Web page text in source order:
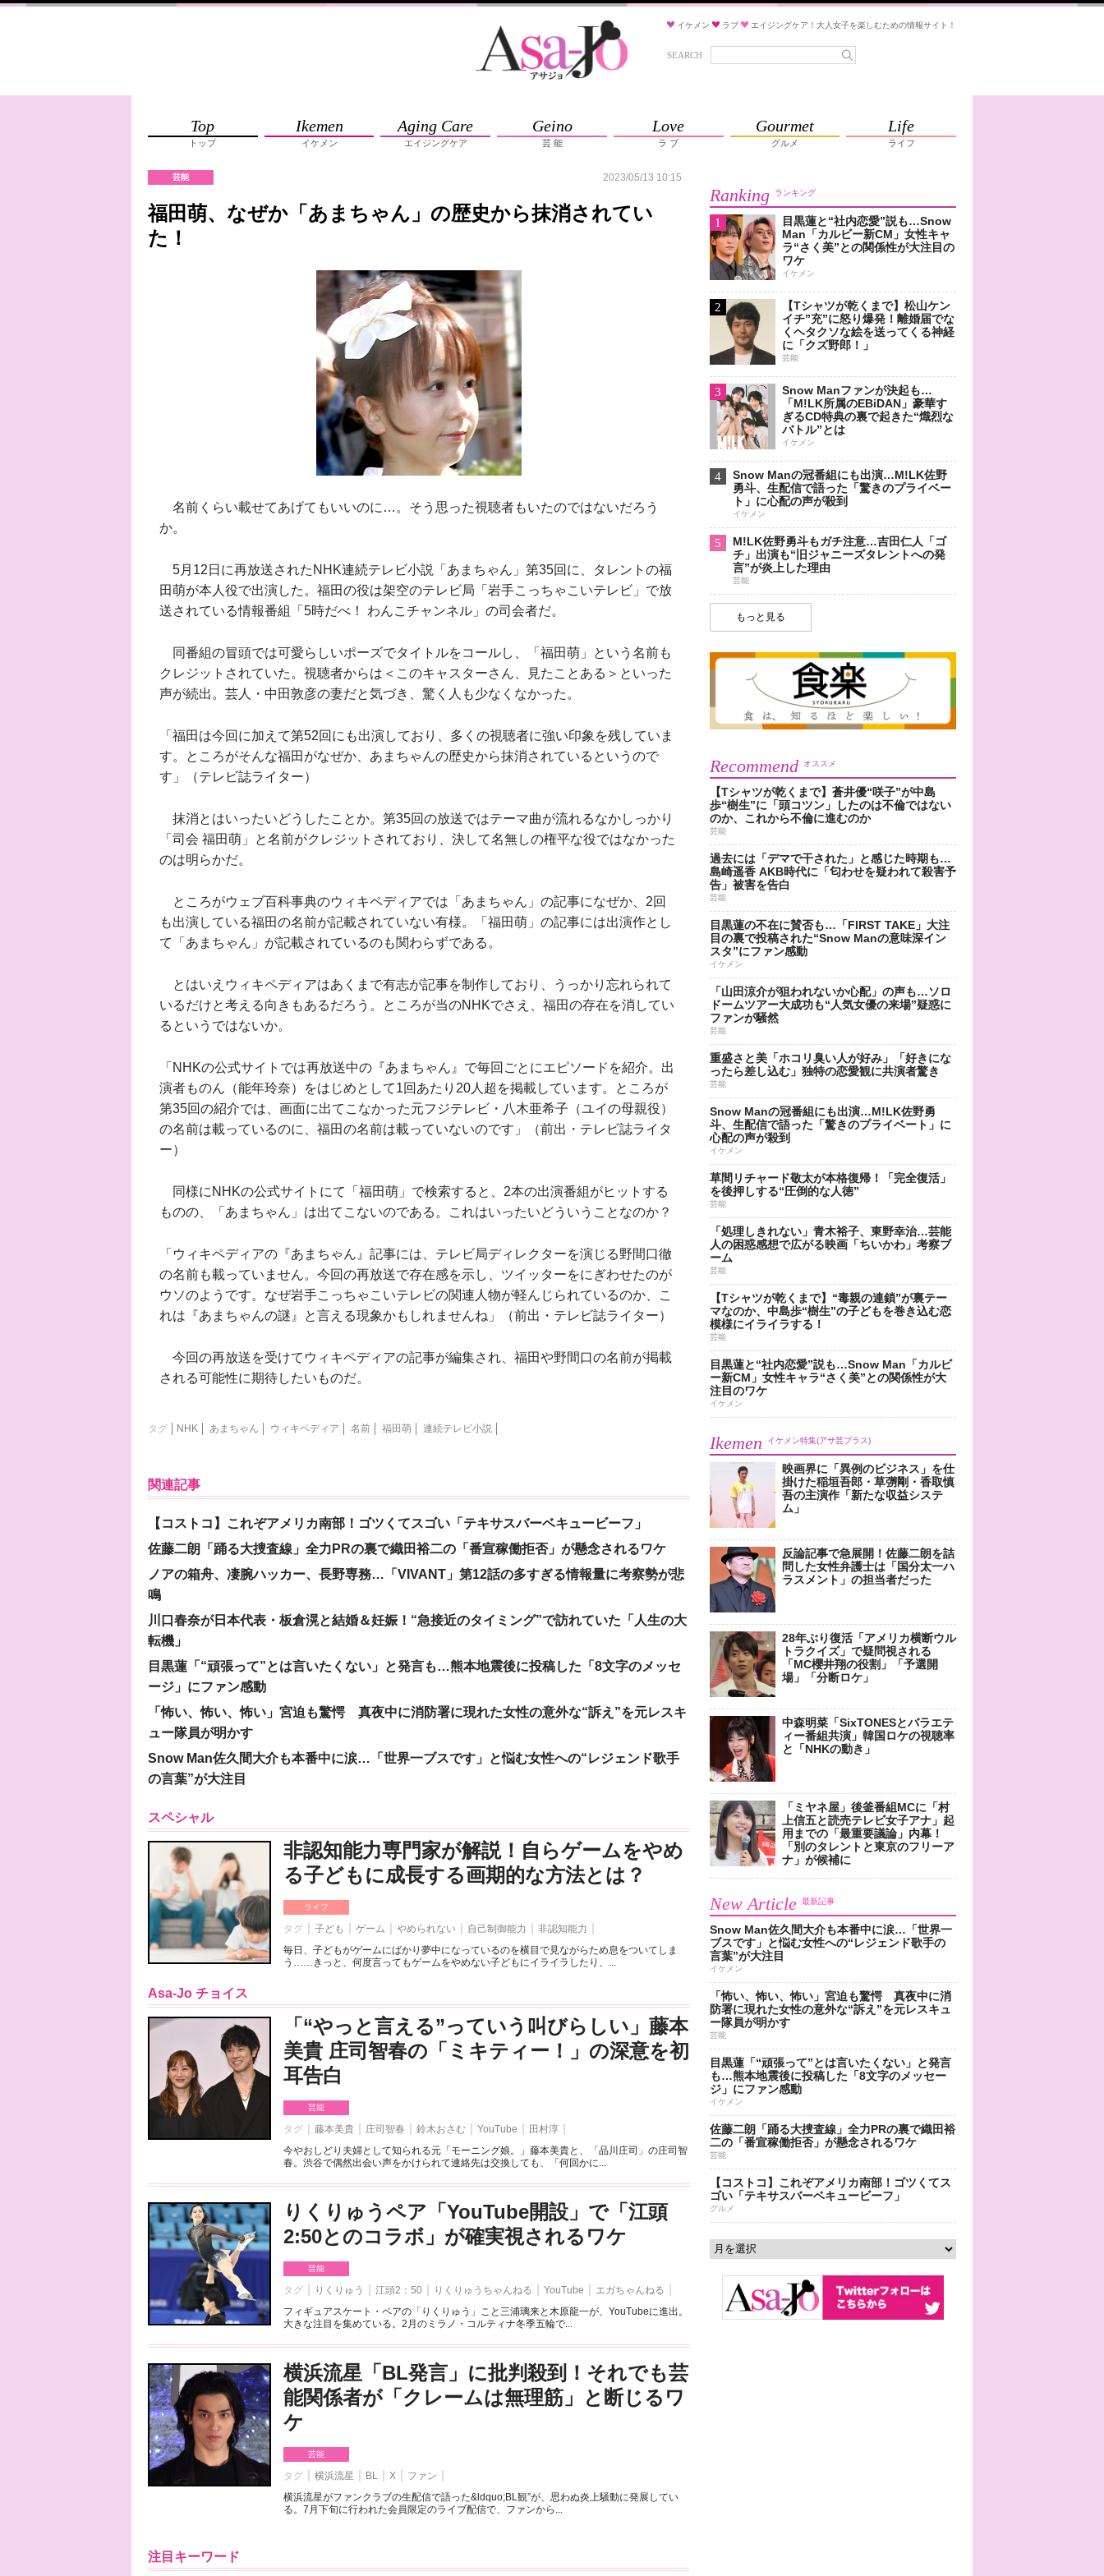
イケメン ラブ エイジングケア！大人女子を楽しむための情報サイト！
SEARCH
Top
トップ
Ikemen
イケメン
Aging Care
エイジングケア
Geino
芸 能
Love
ラ ブ
Gourmet
グルメ
Life
ライフ
芸能 2023/05/13 10:15
福田萌、なぜか「あまちゃん」の歴史から抹消されてい
た！
名前くらい載せてあげてもいいのに…。そう思った視聴者もいたのではないだろう
か。
5月12日に再放送されたNHK連続テレビ小説「あまちゃん」第35回に、タレントの福
田萌が本人役で出演した。福田の役は架空のテレビ局「岩手こっちゃこいテレビ」で放
送されている情報番組「5時だべ！ わんこチャンネル」の司会者だ。
同番組の冒頭では可愛らしいポーズでタイトルをコールし、「福田萌」という名前も
クレジットされていた。視聴者からは＜このキャスターさん、見たことある＞といった
声が続出。芸人・中田敦彦の妻だと気づき、驚く人も少なくなかった。
「福田は今回に加えて第52回にも出演しており、多くの視聴者に強い印象を残していま
す。ところがそんな福田がなぜか、あまちゃんの歴史から抹消されているというので
す」（テレビ誌ライター）
抹消とはいったいどうしたことか。第35回の放送ではテーマ曲が流れるなかしっかり
「司会 福田萌」と名前がクレジットされており、決して名無しの権平な役ではなかった
のは明らかだ。
ところがウェブ百科事典のウィキペディアでは「あまちゃん」の記事になぜか、2回
も出演している福田の名前が記載されていない有様。「福田萌」の記事には出演作とし
て「あまちゃん」が記載されているのも関わらずである。
とはいえウィキペディアはあくまで有志が記事を制作しており、うっかり忘れられて
いるだけと考える向きもあるだろう。ところが当のNHKでさえ、福田の存在を消してい
るというではないか。
「NHKの公式サイトでは再放送中の『あまちゃん』で毎回ごとにエピソードを紹介。出
演者ものん（能年玲奈）をはじめとして1回あたり20人超を掲載しています。ところが
第35回の紹介では、画面に出てこなかった元フジテレビ・八木亜希子（ユイの母親役）
の名前は載っているのに、福田の名前は載っていないのです」（前出・テレビ誌ライタ
ー）
同様にNHKの公式サイトにて「福田萌」で検索すると、2本の出演番組がヒットする
ものの、「あまちゃん」は出てこないのである。これはいったいどういうことなのか？
「ウィキペディアの『あまちゃん』記事には、テレビ局ディレクターを演じる野間口徹
の名前も載っていません。今回の再放送で存在感を示し、ツイッターをにぎわせたのが
ウソのようです。なぜ岩手こっちゃこいテレビの関連人物が軽んじられているのか、こ
れは『あまちゃんの謎』と言える現象かもしれませんね」（前出・テレビ誌ライター）
今回の再放送を受けてウィキペディアの記事が編集され、福田や野間口の名前が掲載
される可能性に期待したいものだ。
タグ NHK あまちゃん ウィキペディア 名前 福田萌 連続テレビ小説
関連記事
【コストコ】これぞアメリカ南部！ゴツくてスゴい「テキサスバーベキュービーフ」
佐藤二朗「踊る大捜査線」全力PRの裏で織田裕二の「番宣稼働拒否」が懸念されるワケ
ノアの箱舟、凄腕ハッカー、長野専務…「VIVANT」第12話の多すぎる情報量に考察勢が悲
鳴
川口春奈が日本代表・板倉滉と結婚＆妊娠！“急接近のタイミング”で訪れていた「人生の大
転機」
目黒蓮「“頑張って”とは言いたくない」と発言も…熊本地震後に投稿した「8文字のメッセ
ージ」にファン感動
「怖い、怖い、怖い」宮迫も驚愕 真夜中に消防署に現れた女性の意外な“訴え”を元レスキ
ュー隊員が明かす
Snow Man佐久間大介も本番中に涙…「世界一ブスです」と悩む女性への“レジェンド歌手
の言葉”が大注目
スペシャル
非認知能力専門家が解説！自らゲームをやめ
る子どもに成長する画期的な方法とは？
ライフ
タグ 子ども ゲーム やめられない 自己制御能力
非認知能力
毎日、子どもがゲームにばかり夢中になっているのを横目で見ながらため息をついてしま
う……きっと、何度言ってもゲームをやめない子どもにイライラしたり、...
Asa-Jo チョイス
「“やっと言える”っていう叫びらしい」藤本
美貴 庄司智春の「ミキティー！」の深意を初
耳告白
芸能
タグ 藤本美貴 庄司智春 鈴木おさむ YouTube
田村淳
今やおしどり夫婦として知られる元「モーニング娘。」藤本美貴と、「品川庄司」の庄司智
春。渋谷で偶然出会い声をかけられて連絡先は交換しても、「何回かに...
りくりゅうペア「YouTube開設」で「江頭
2:50とのコラボ」が確実視されるワケ
芸能
タグ りくりゅう 江頭2：50 りくりゅうちゃんねる YouTube
エガちゃんねる
フィギュアスケート・ペアの「りくりゅう」こと三浦璃来と木原龍一が、YouTubeに進出。
大きな注目を集めている。2月のミラノ・コルティナ冬季五輪で...
横浜流星「BL発言」に批判殺到！それでも芸
能関係者が「クレームは無理筋」と断じるワ
ケ
芸能
タグ 横浜流星 BL X
ファン
横浜流星がファンクラブの生配信で語った&ldquo;BL観”が、思わぬ炎上騒動に発展してい
る。7月下旬に行われた会員限定のライブ配信で、ファンから...
注目キーワード
Ranking ランキング
1
目黒蓮と“社内恋愛”説も…Snow
Man「カルビー新CM」女性キャ
ラ“さく美”との関係性が大注目の
ワケ
イケメン
2
【Tシャツが乾くまで】松山ケン
イチ”充”に怒り爆発！離婚届でな
くヘタクソな絵を送ってくる神経
に「クズ野郎！」
芸能
3
Snow Manファンが決起も…
「M!LK所属のEBiDAN」豪華す
ぎるCD特典の裏で起きた“熾烈な
バトル”とは
イケメン
4
Snow Manの冠番組にも出演…M!LK佐野
勇斗、生配信で語った「驚きのプライベー
ト」に心配の声が殺到
イケメン
5
M!LK佐野勇斗もガチ注意…吉田仁人「ゴ
チ」出演も“旧ジャニーズタレントへの発
言”が炎上した理由
芸能
もっと見る
Recommend オススメ
【Tシャツが乾くまで】蒼井優“咲子”が中島
歩“樹生”に「頭コツン」したのは不倫ではない
のか、これから不倫に進むのか
芸能
過去には「デマで干された」と感じた時期も…
島崎遥香 AKB時代に「匂わせを疑われて殺害予
告」被害を告白
芸能
目黒蓮の不在に賛否も…「FIRST TAKE」大注
目の裏で投稿された“Snow Manの意味深イン
スタ”にファン感動
イケメン
「山田涼介が狙われないか心配」の声も…ソロ
ドームツアー大成功も“人気女優の来場”疑惑に
ファンが騒然
芸能
重盛さと美「ホコリ臭い人が好み」「好きにな
ったら差し込む」独特の恋愛観に共演者驚き
芸能
Snow Manの冠番組にも出演…M!LK佐野勇
斗、生配信で語った「驚きのプライベート」に
心配の声が殺到
イケメン
草間リチャード敬太が本格復帰！「完全復活」
を後押しする“圧倒的な人徳”
芸能
「処理しきれない」青木裕子、東野幸治…芸能
人の困惑感想で広がる映画「ちいかわ」考察ブ
ーム
芸能
【Tシャツが乾くまで】“毒親の連鎖”が裏テー
マなのか、中島歩“樹生”の子どもを巻き込む恋
模様にイライラする！
芸能
目黒蓮と“社内恋愛”説も…Snow Man「カルビ
ー新CM」女性キャラ“さく美”との関係性が大
注目のワケ
イケメン
Ikemen イケメン特集(アサ芸プラス)
映画界に「異例のビジネス」を仕
掛けた稲垣吾郎・草彅剛・香取慎
吾の主演作「新たな収益システ
ム」
反論記事で急展開！佐藤二朗を詰
問した女性弁護士は「国分太一ハ
ラスメント」の担当者だった
28年ぶり復活「アメリカ横断ウル
トラクイズ」で疑問視される
「MC櫻井翔の役割」「予選開
場」「分断ロケ」
中森明菜「SixTONESとバラエテ
ィー番組共演」韓国ロケの視聴率
と「NHKの動き」
「ミヤネ屋」後釜番組MCに「村
上信五と読売テレビ女子アナ」起
用までの「最重要議論」内幕！
「別のタレントと東京のフリーア
ナ」が候補に
New Article 最新記事
Snow Man佐久間大介も本番中に涙…「世界一
ブスです」と悩む女性への“レジェンド歌手の
言葉”が大注目
イケメン
「怖い、怖い、怖い」宮迫も驚愕 真夜中に消
防署に現れた女性の意外な“訴え”を元レスキュ
ー隊員が明かす
芸能
目黒蓮「“頑張って”とは言いたくない」と発言
も…熊本地震後に投稿した「8文字のメッセー
ジ」にファン感動
イケメン
佐藤二朗「踊る大捜査線」全力PRの裏で織田裕
二の「番宣稼働拒否」が懸念されるワケ
芸能
【コストコ】これぞアメリカ南部！ゴツくてス
ゴい「テキサスバーベキュービーフ」
グルメ